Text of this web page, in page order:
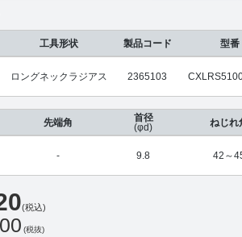
工具形状
ロングネックラジアス
製品コード
2365103
型番
先端角
-
首径
(φd)
9.8
ねじれ
42～
(税込)
(税抜)